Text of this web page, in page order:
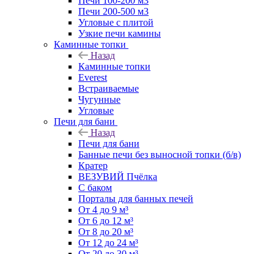
Печи 200-500 м3
Угловые с плитой
Узкие печи камины
Каминные топки
Назад
Каминные топки
Everest
Встраиваемые
Чугунные
Угловые
Печи для бани
Назад
Печи для бани
Банные печи без выносной топки (б/в)
Кратер
ВЕЗУВИЙ Пчёлка
С баком
Порталы для банных печей
От 4 до 9 м³
От 6 до 12 м³
От 8 до 20 м³
От 12 до 24 м³